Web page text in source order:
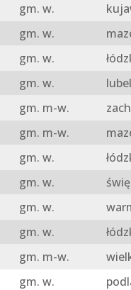
gm. w.
gm. w.
gm. w.
gm. w.
gm. m-w.
gm. m-w.
gm. w.
gm. w.
gm. w.
gm. w.
gm. m-w.
gm. w.